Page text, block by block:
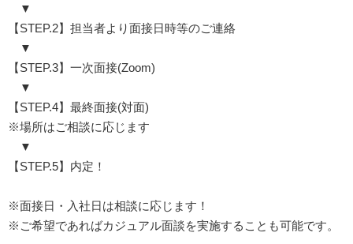
▼
【STEP.2】担当者より面接日時等のご連絡
▼
【STEP.3】一次面接(Zoom)
▼
【STEP.4】最終面接(対面)
※場所はご相談に応じます
▼
【STEP.5】内定！
※面接日・入社日は相談に応じます！
※ご希望であればカジュアル面談を実施することも可能です。